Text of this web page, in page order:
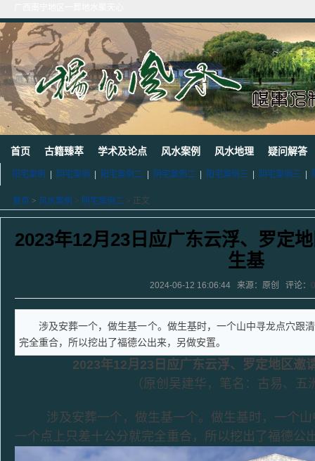
广西巴马一龙穴形局
杨公风水--山形之贵人拱手
2010年9月在广西容县为李喜中的亲戚找到的龙穴图
2023年3月18日广东电白地区一眼相中“猛虎下山”形
2011年4月底在江西丰城地区一农村里断验老阳宅风水吉凶（二）
2011年5月初应福建晋江东家邀请堪察调整阳宅风水布局
2011年5月底应广西玉林地区东家邀请断验堪察阳宅风水
2011年应广西巴马东家邀请堪察断验阳宅风水吉凶
首页 古籍臻萃 学术及论点 风水案例 风水地理 疑问解答
阳宅案例 阴宅案例 阳宅案例二 阴宅案例二 阳宅案例三 阴宅案例三
首页 > 风水案例 > 阴宅案例二 > 正文
2023年12月23日应广东云浮、罗定
生基
2024-06-12 16:06:44 来源：原创 评论： 0
涉及安葬一个，做生基一个。做生基时，一个山中寻龙点穴跟
完全重合，所以挖出了福德公出来，另做安置。
2023年12月23日应广东云浮、罗定地区邀
（原创吴建华，笔名：古易、
涉及安葬一个，做生基一个。做生基时，一个山
一个点上只差十公分就完全重合，所以挖出了福德公